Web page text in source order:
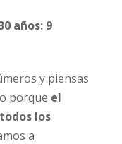
años: 9
y piensas
porque el
los
a